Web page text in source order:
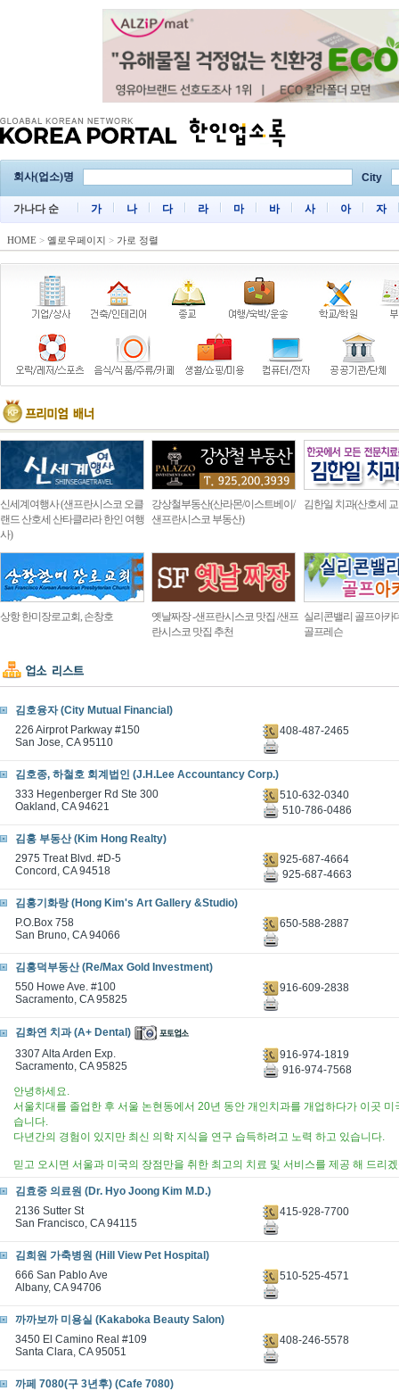
회사(업소)명 City
가나다 순 가 나 다 라 마 바 사 아 자
HOME > 옐로우페이지 > 가로 정렬
신세계여행사 (샌프란시스코 오클
랜드 산호세 산타클라라 한인 여행
사)
강상철부동산(산라몬/이스트베이/
샌프란시스코 부동산)
김한일 치과(산호세
상항 한미장로교회, 손창호
옛날짜장 -샌프란시스코 맛집 /샌프
란시스코 맛집 추천
실리콘밸리 골프아카
골프레슨
김호융자 (City Mutual Financial)
226 Airprot Parkway #150
San Jose, CA 95110
408-487-2465
김호종, 하철호 회계법인 (J.H.Lee Accountancy Corp.)
333 Hegenberger Rd Ste 300
Oakland, CA 94621
510-632-0340
510-786-0486
김홍 부동산 (Kim Hong Realty)
2975 Treat Blvd. #D-5
Concord, CA 94518
925-687-4664
925-687-4663
김홍기화랑 (Hong Kim's Art Gallery &Studio)
P.O.Box 758
San Bruno, CA 94066
650-588-2887
김홍덕부동산 (Re/Max Gold Investment)
550 Howe Ave. #100
Sacramento, CA 95825
916-609-2838
김화연 치과 (A+ Dental)
3307 Alta Arden Exp.
Sacramento, CA 95825
916-974-1819
916-974-7568
안녕하세요.
서울치대를 졸업한 후 서울 논현동에서 20년 동안 개인치과를 개업하다가 이곳
습니다.
다년간의 경험이 있지만 최신 의학 지식을 연구 습득하려고 노력 하고 있습니다.
믿고 오시면 서울과 미국의 장점만을 취한 최고의 치료 및 서비스를 제공 해 드리
김효중 의료원 (Dr. Hyo Joong Kim M.D.)
2136 Sutter St
San Francisco, CA 94115
415-928-7700
김희원 가축병원 (Hill View Pet Hospital)
666 San Pablo Ave
Albany, CA 94706
510-525-4571
까까보까 미용실 (Kakaboka Beauty Salon)
3450 El Camino Real #109
Santa Clara, CA 95051
408-246-5578
까페 7080(구 3년후) (Cafe 7080)